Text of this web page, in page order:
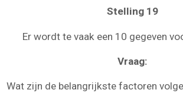
Stelling 19
Er wordt te vaak een 10 gegeven
Vraag:
Wat zijn de belangrijkste factoren